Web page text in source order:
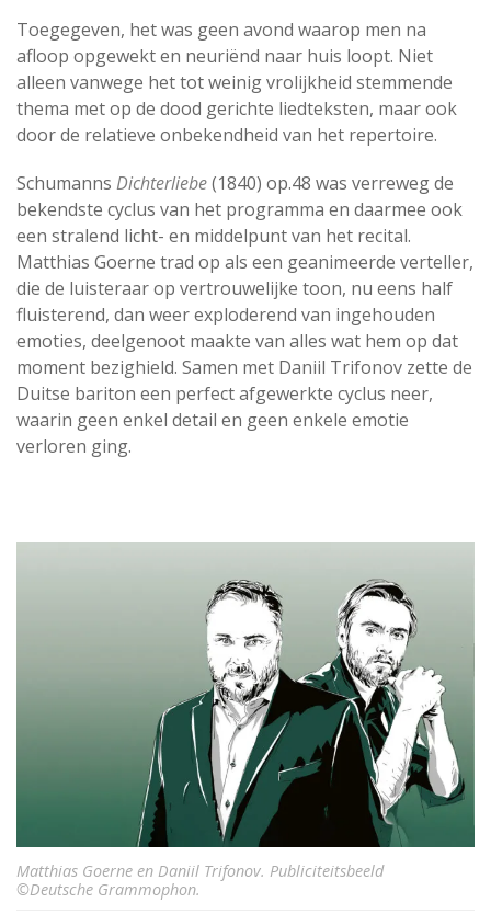
Toegegeven, het was geen avond waarop men na
afloop opgewekt en neuriënd naar huis loopt. Niet
alleen vanwege het tot weinig vrolijkheid stemmende
thema met op de dood gerichte liedteksten, maar ook
door de relatieve onbekendheid van het repertoire.
Schumanns Dichterliebe(1840) op.48 was verreweg de
bekendste cyclus van het programma en daarmee ook
een stralend licht- en middelpunt van het recital.
Matthias Goerne trad op als een geanimeerde verteller,
die de luisteraar op vertrouwelijke toon, nu eens half
fluisterend, dan weer exploderend van ingehouden
emoties, deelgenoot maakte van alles wat hem op dat
moment bezighield. Samen met Daniil Trifonov zette de
Duitse bariton een perfect afgewerkte cyclus neer,
waarin geen enkel detail en geen enkele emotie
verloren ging.
Matthias Goerne en Daniil Trifonov. Publiciteitsbeeld
©Deutsche Grammophon.